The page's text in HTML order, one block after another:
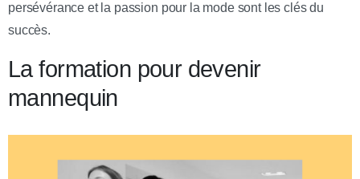
persévérance et la passion pour la mode sont les clés du
succès.
La formation pour devenir
mannequin